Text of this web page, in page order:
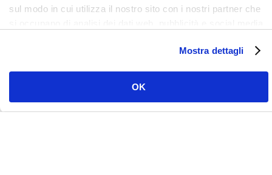
sul modo in cui utilizza il nostro sito con i nostri partner che
fornito loro o che hanno raccolto dal suo utilizzo dei loro
sito e cookie. I cookie sotto indicati, ad esclusione di quelli
su ok. Puoi scegliere di non attivarli tutti o alcuni, ad
Mostra dettagli
OK